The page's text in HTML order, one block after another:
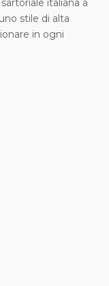
italiana a
stile di alta
in ogni